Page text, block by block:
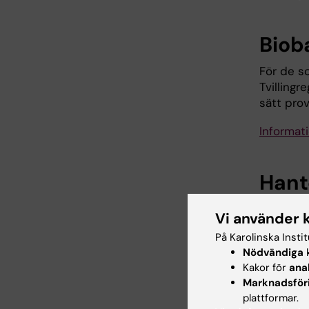
För de
sätt
via
får ta
borttagna.
Vi använder
På Karolinska
Nödvändiga
Kakor för
plattformar.